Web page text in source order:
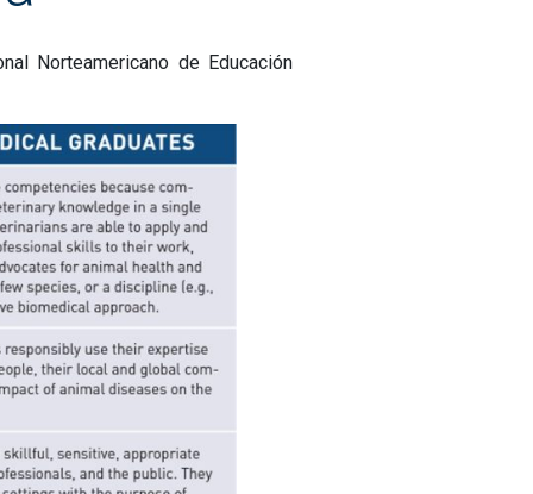
Norteamericano de Educación